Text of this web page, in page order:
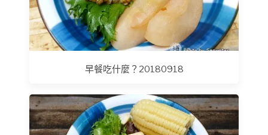
早餐吃什麼？20180918